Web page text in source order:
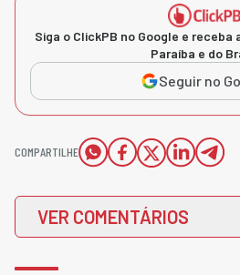
Siga o ClickPB no Google e
Paraíba e do
Seguir no
COMPARTILHE
VER COMENTÁRIOS